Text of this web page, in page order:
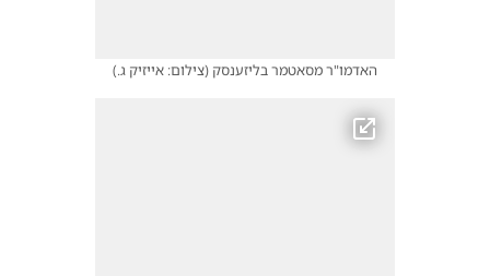
האדמו"ר מסאטמר בליזענסק (צילום: אייזיק ג.)